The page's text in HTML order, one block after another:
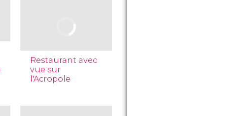
Restaurant avec
vue sur
l'Acropole